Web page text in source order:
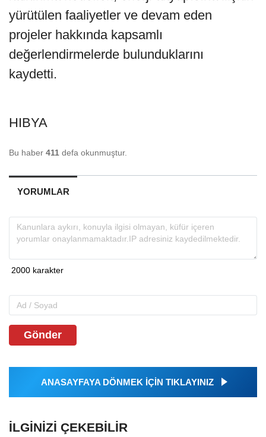
yürütülen faaliyetler ve devam eden
projeler hakkında kapsamlı
değerlendirmelerde bulunduklarını
kaydetti.
HIBYA
Bu haber 411 defa okunmuştur.
YORUMLAR
Gönder
ANASAYFAYA DÖNMEK İÇİN TIKLAYINIZ
İLGINIZI ÇEKEBILIR